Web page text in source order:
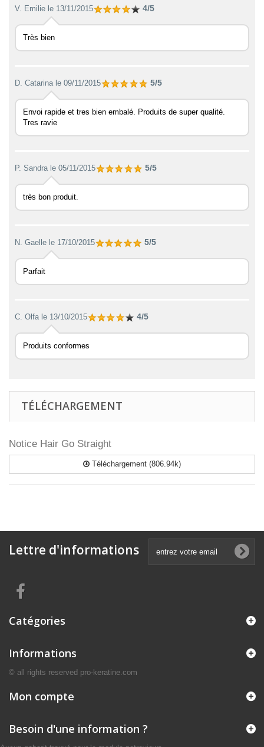
V. Emilie le 13/11/2015 4/5
Très bien
D. Catarinale 09/11/2015 5/5
Envoi rapide et tres bien embalé. Produits de super qualité.
Tres ravie
P. Sandrale 05/11/2015 5/5
très bon produit.
N. Gaelle le 17/10/2015 5/5
Parfait
C. Olfale 13/10/2015 4/5
Produits conformes
TÉLÉCHARGEMENT
Notice Hair Go Straight
Téléchargement (806.94k)
Lettre d'informations
Catégories
Informations
© all rights reserved pro-keratine.com
Mon compte
Besoin d'une information ?